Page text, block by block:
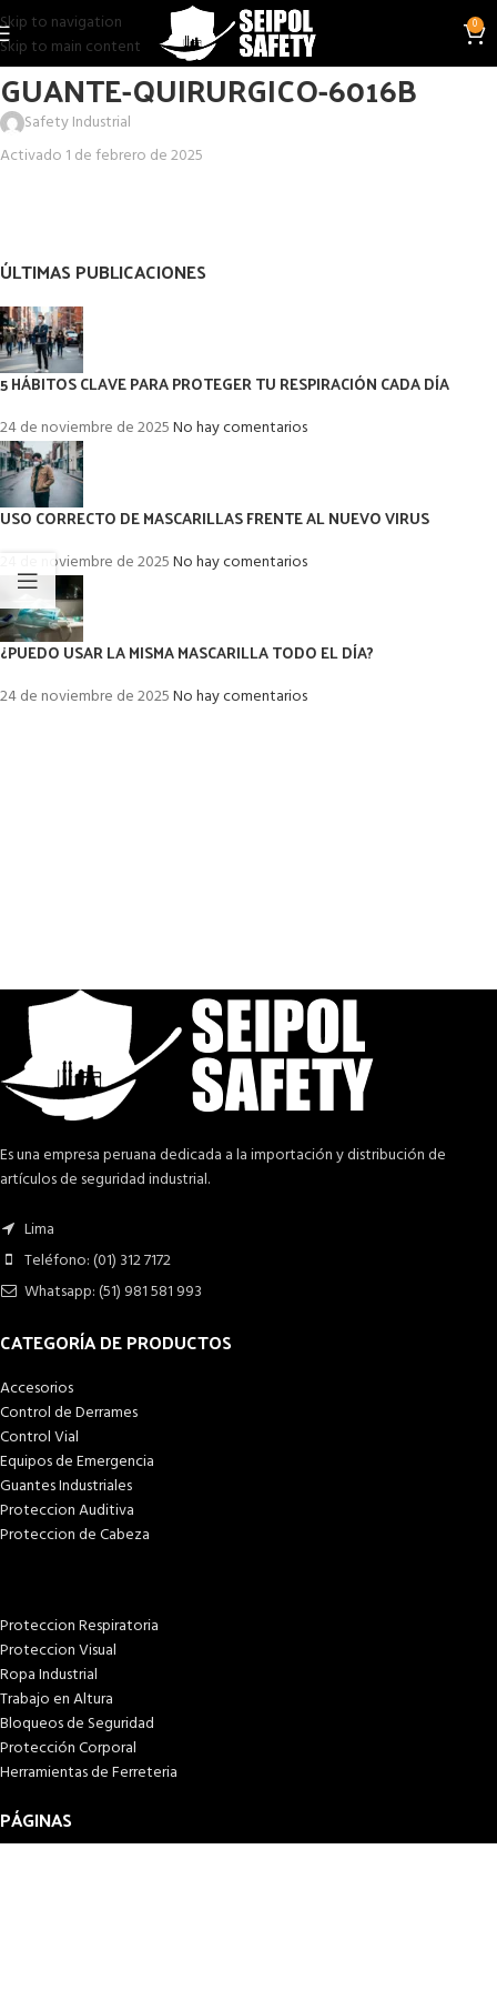
Skip to navigation
Skip to main content
0
GUANTE-QUIRURGICO-6016B
Safety Industrial
Activado 1 de febrero de 2025
ÚLTIMAS PUBLICACIONES
5 HÁBITOS CLAVE PARA PROTEGER TU RESPIRACIÓN CADA DÍA
24 de noviembre de 2025No hay comentarios
USO CORRECTO DE MASCARILLAS FRENTE AL NUEVO VIRUS
24 de noviembre de 2025No hay comentarios
¿PUEDO USAR LA MISMA MASCARILLA TODO EL DÍA?
24 de noviembre de 2025No hay comentarios
Es una empresa peruana dedicada a la importación y distribución de
artículos de seguridad industrial.
Lima
Teléfono: (01) 312 7172
Whatsapp: (51) 981 581 993
CATEGORÍA DE PRODUCTOS
Accesorios
Control de Derrames
Control Vial
Equipos de Emergencia
Guantes Industriales
Proteccion Auditiva
Proteccion de Cabeza
Proteccion Respiratoria
Proteccion Visual
Ropa Industrial
Trabajo en Altura
Bloqueos de Seguridad
Protección Corporal
Herramientas de Ferreteria
PÁGINAS